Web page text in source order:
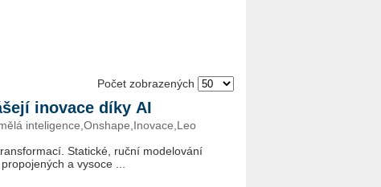
Počet zobrazených
inovace díky AI
inteligence,Onshape,Inovace,Leo
Sta­tic­ké, ruční mo­de­lo­vá­ní
a vy­so­ce ...